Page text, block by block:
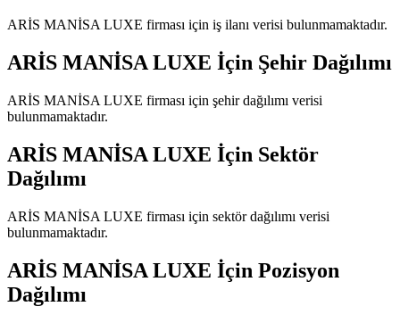
ARİS MANİSA LUXE firması için iş ilanı verisi bulunmamaktadır.
ARİS MANİSA LUXE İçin Şehir Dağılımı
ARİS MANİSA LUXE firması için şehir dağılımı verisi
bulunmamaktadır.
ARİS MANİSA LUXE İçin Sektör
Dağılımı
ARİS MANİSA LUXE firması için sektör dağılımı verisi
bulunmamaktadır.
ARİS MANİSA LUXE İçin Pozisyon
Dağılımı